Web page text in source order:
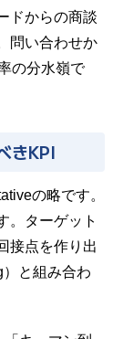
ドからの商談
問い合わせか
の分水嶺で
きKPI
の略です。
。ターゲット
接点を作り出
と組み合わ